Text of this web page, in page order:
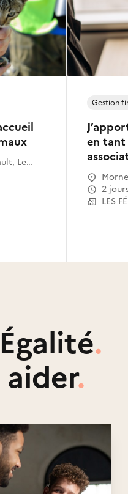
Le
Bourg,
en tant
Gestion
2
LES
Égalité.
.